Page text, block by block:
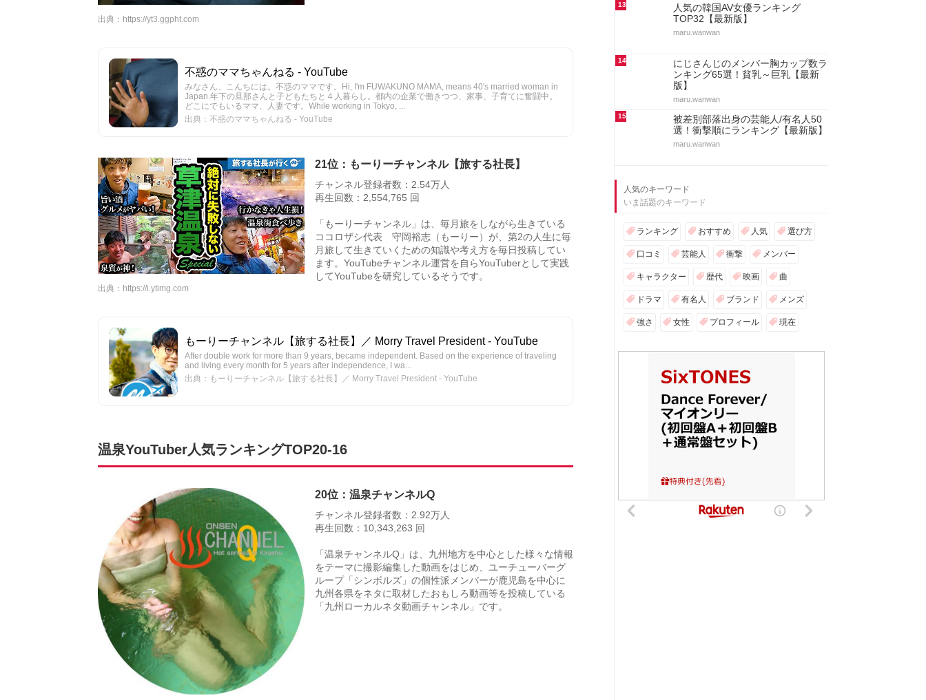
出典： https://yt3.ggpht.com
不惑のママちゃんねる - YouTube
みなさん、こんちには。不惑のママです。Hi, I'm FUWAKUNO MAMA, means 40's married woman in
Japan.年下の旦那さんと子どもたちと４人暮らし。都内の企業で働きつつ、家事、子育てに奮闘中。
どこにでもいるママ、人妻です。While working in Tokyo, ...
出典：不惑のママちゃんねる - YouTube
21位：もーりーチャンネル【旅する社長】
チャンネル登録者数：2.54万人
再生回数：2,554,765 回
「もーりーチャンネル」は、毎月旅をしながら生きている
ココロザシ代表 守岡裕志（もーりー）が、第2の人生に毎
月旅して生きていくための知識や考え方を毎日投稿してい
ます。YouTubeチャンネル運営を自らYouTuberとして実践
してYouTubeを研究しているそうです。
出典： https://i.ytimg.com
もーりーチャンネル【旅する社長】／ Morry Travel President - YouTube
After double work for more than 9 years, became independent. Based on the experience of traveling
and living every month for 5 years after independence, I wa...
出典：もーりーチャンネル【旅する社長】／ Morry Travel President - YouTube
温泉YouTuber人気ランキングTOP20-16
20位：温泉チャンネルQ
チャンネル登録者数：2.92万人
再生回数：10,343,263 回
「温泉チャンネルQ」は、九州地方を中心とした様々な情報
をテーマに撮影編集した動画をはじめ、ユーチューバーグ
ループ「シンボルズ」の個性派メンバーが鹿児島を中心に
九州各県をネタに取材したおもしろ動画等を投稿している
「九州ローカルネタ動画チャンネル」です。
13
人気の韓国AV女優ランキング
TOP32【最新版】
maru.wanwan
14
にじさんじのメンバー胸カップ数ラ
ンキング65選！貧乳～巨乳【最新
版】
maru.wanwan
15
被差別部落出身の芸能人/有名人50
選！衝撃順にランキング【最新版】
maru.wanwan
人気のキーワード
いま話題のキーワード
ランキング おすすめ 人気 選び方
口コミ 芸能人 衝撃 メンバー
キャラクター 歴代 映画 曲
ドラマ 有名人 ブランド メンズ
強さ 女性 プロフィール 現在